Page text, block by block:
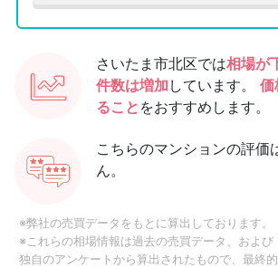
さいたま市北区では相場が
件数は増加 しています。
価
ること をおすすめします。
こちらのマンションの評価
ん。
※弊社の売買データをもとに算出しております。
※これらの相場情報は過去の売買データ、および
独自のアンケートから算出されたもので、最終